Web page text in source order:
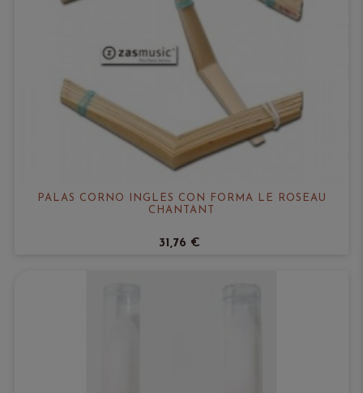
PALAS CORNO INGLÉS CON FORMA LE ROSEAU
CHANTANT
31,76 €